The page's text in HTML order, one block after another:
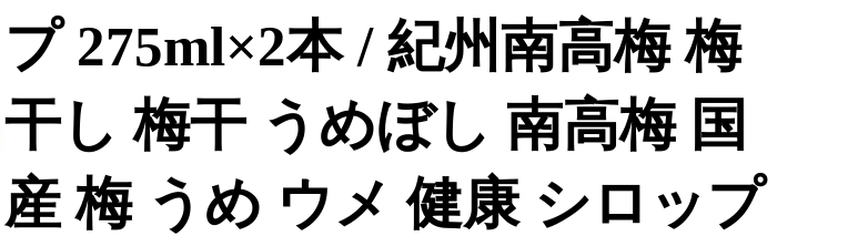
プ 275ml×2本 / 紀州南高梅 梅
干し 梅干 うめぼし 南高梅 国
産 梅 うめ ウメ 健康 シロップ